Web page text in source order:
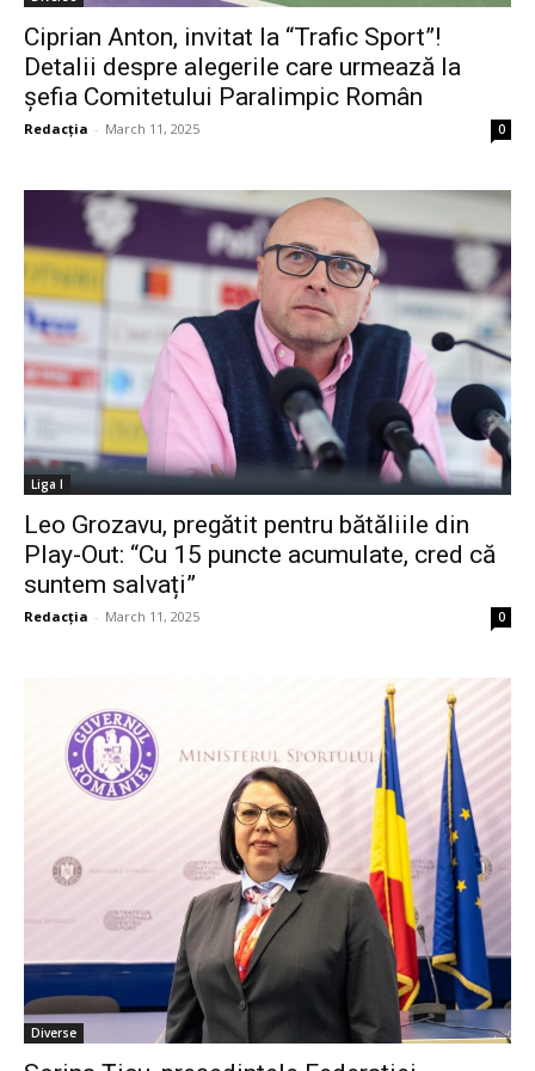
Ciprian Anton, invitat la “Trafic Sport”!
Detalii despre alegerile care urmează la
șefia Comitetului Paralimpic Român
Redacția - March 11, 2025 0
Liga I
Leo Grozavu, pregătit pentru bătăliile din
Play-Out: “Cu 15 puncte acumulate, cred că
suntem salvați”
Redacția - March 11, 2025 0
Diverse